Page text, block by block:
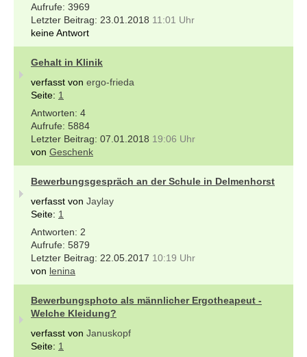
3969
23.01.2018 11:01 Uhr
keine Antwort
Gehalt in Klinik
verfasst von ergo-frieda
Seite: 1
4
5884
07.01.2018 19:06 Uhr
von Geschenk
Bewerbungsgespräch an der Schule in Delmenhorst
verfasst von Jaylay
Seite: 1
2
5879
22.05.2017 10:19 Uhr
von lenina
Bewerbungsphoto als männlicher Ergotheapeut -
Welche Kleidung?
verfasst von Januskopf
Seite: 1